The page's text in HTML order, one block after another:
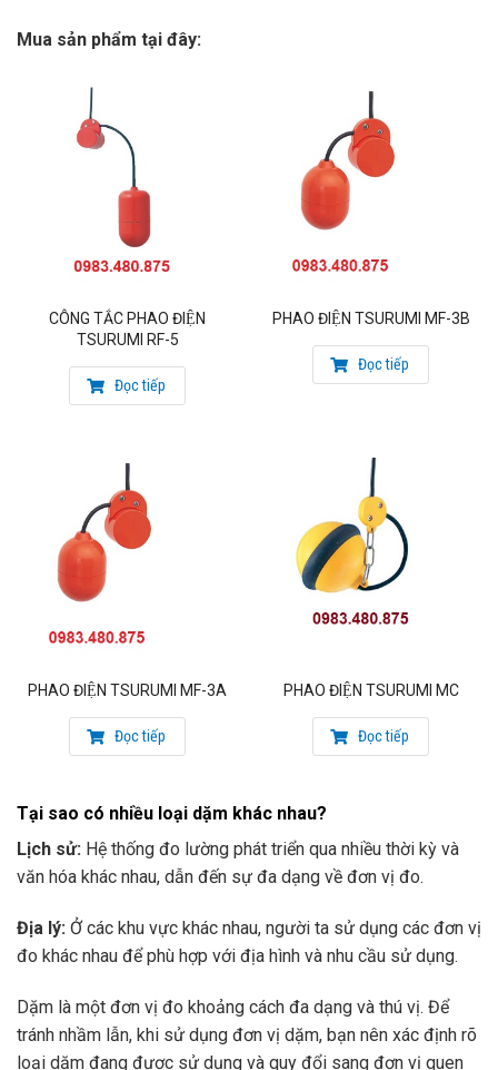
Mua sản phẩm tại đây:
CÔNG TẮC PHAO ĐIỆN
TSURUMI RF-5
Đọc tiếp
PHAO ĐIỆN TSURUMI MF-3B
Đọc tiếp
PHAO ĐIỆN TSURUMI MF-3A
Đọc tiếp
PHAO ĐIỆN TSURUMI MC
Đọc tiếp
Tại sao có nhiều loại dặm khác nhau?
Lịch sử: Hệ thống đo lường phát triển qua nhiều thời kỳ và
văn hóa khác nhau, dẫn đến sự đa dạng về đơn vị đo.
Địa lý: Ở các khu vực khác nhau, người ta sử dụng các đơn vị
đo khác nhau để phù hợp với địa hình và nhu cầu sử dụng.
Dặm là một đơn vị đo khoảng cách đa dạng và thú vị. Để
tránh nhầm lẫn, khi sử dụng đơn vị dặm, bạn nên xác định rõ
loại dặm đang được sử dụng và quy đổi sang đơn vị quen